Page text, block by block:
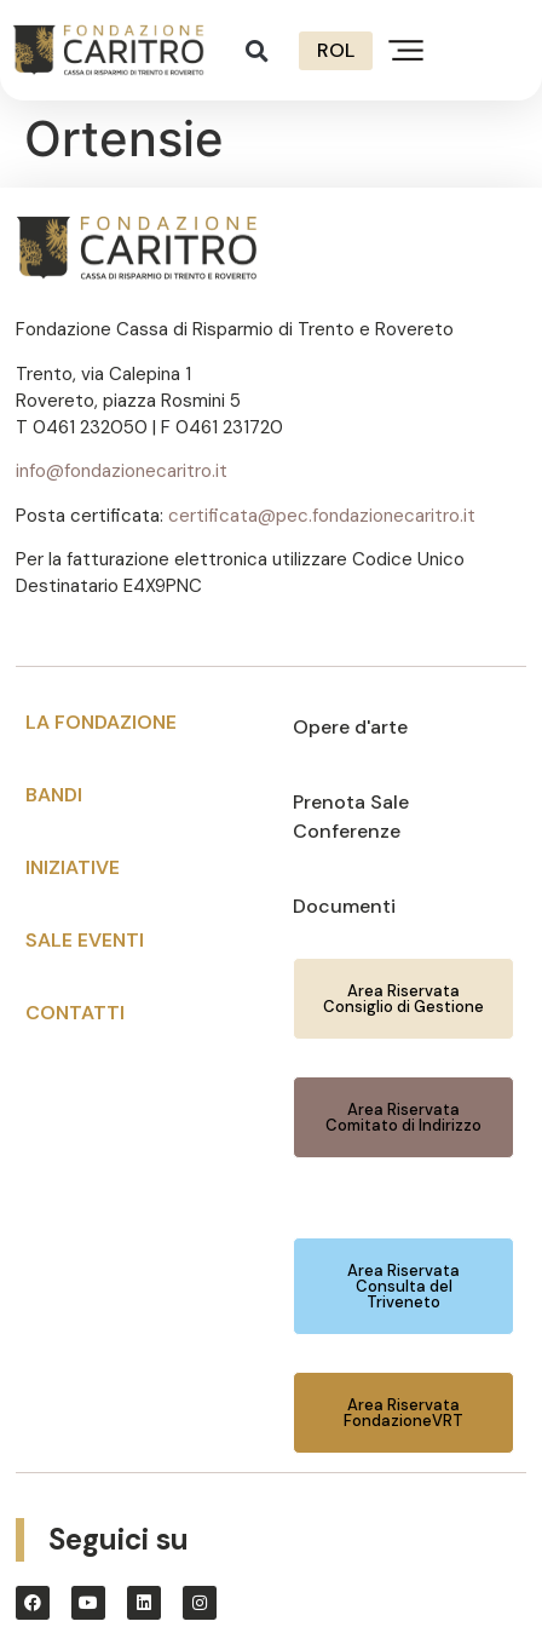
ROL
Ortensie
Fondazione Cassa di Risparmio di Trento e Rovereto
Trento, via Calepina 1
Rovereto, piazza Rosmini 5
T 0461 232050 | F 0461 231720
info@fondazionecaritro.it
Posta certificata: certificata@pec.fondazionecaritro.it
Per la fatturazione elettronica utilizzare Codice Unico
Destinatario E4X9PNC
LA FONDAZIONE
BANDI
INIZIATIVE
SALE EVENTI
CONTATTI
Opere d'arte
Prenota Sale
Conferenze
Documenti
Area Riservata
Consiglio di Gestione
Area Riservata
Comitato di Indirizzo
Area Riservata
Consulta del
Triveneto
Area Riservata
FondazioneVRT
Seguici su